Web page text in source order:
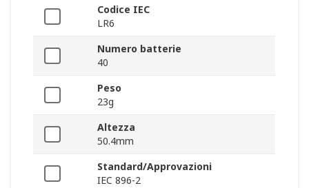
Codice IEC
LR6
Numero batterie
40
Peso
23g
Altezza
50.4mm
Standard/Approvazioni
IEC 896-2